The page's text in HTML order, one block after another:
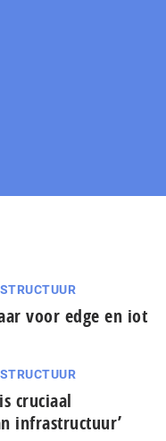
voor edge en iot
cruciaal
infrastructuur’